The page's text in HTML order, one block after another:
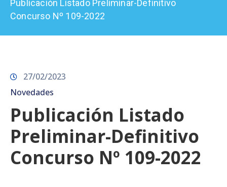
Prensa
Publicación Listado Preliminar-Definitivo
Concurso Nº 109-2022
27/02/2023
Novedades
Publicación Listado
Preliminar-Definitivo
Concurso Nº 109-2022